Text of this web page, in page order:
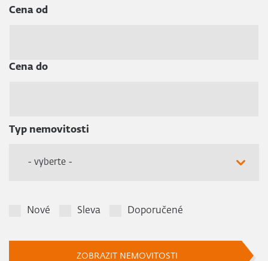
Cena od
Cena do
Typ nemovitosti
- vyberte -
Nové Sleva Doporučené
ZOBRAZIT NEMOVITOSTI